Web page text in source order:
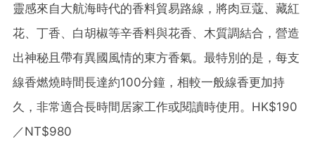
靈感來自大航海時代的香料貿易路線，將肉豆蔻、藏紅
花、丁香、白胡椒等辛香料與花香、木質調結合，營造
出神秘且帶有異國風情的東方香氣。最特別的是，每支
線香燃燒時間長達約100分鐘，相較一般線香更加持
久，非常適合長時間居家工作或閱讀時使用。HK$190
／NT$980